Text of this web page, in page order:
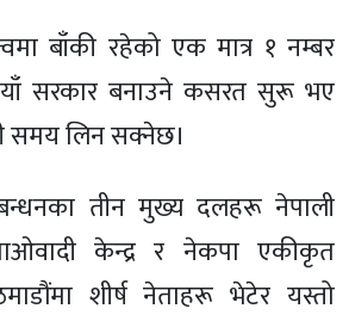
बाँकी रहेको एक मात्र १ नम्बर
सरकार बनाउने कसरत सुरू भए
समय लिन सक्नेछ।
तीन मुख्य दलहरू नेपाली
केन्द्र र नेकपा एकीकृत
शीर्ष नेताहरू भेटेर यस्तो